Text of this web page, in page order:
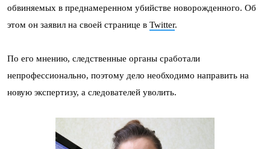
обвиняемых в преднамеренном убийстве новорожденного. Об
этом он заявил на своей странице в Twitter.
По его мнению, следственные органы сработали
непрофессионально, поэтому дело необходимо направить на
новую экспертизу, а следователей уволить.